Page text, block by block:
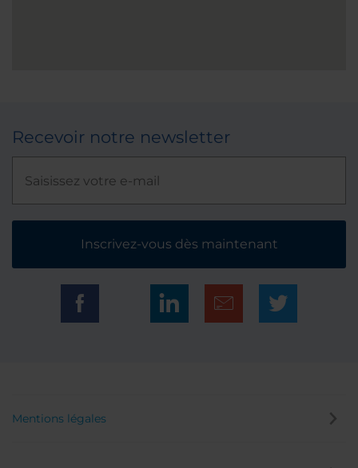
Recevoir notre newsletter
Inscrivez-vous dès maintenant
Mentions légales